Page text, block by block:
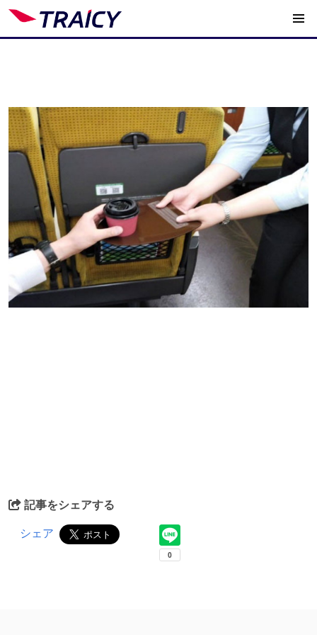
記事をシェアする
シェア